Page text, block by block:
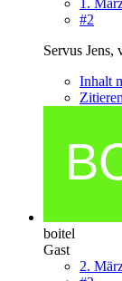
#2
Servus Jens,
Inhalt
Zitieren
boitel
Gast
2.